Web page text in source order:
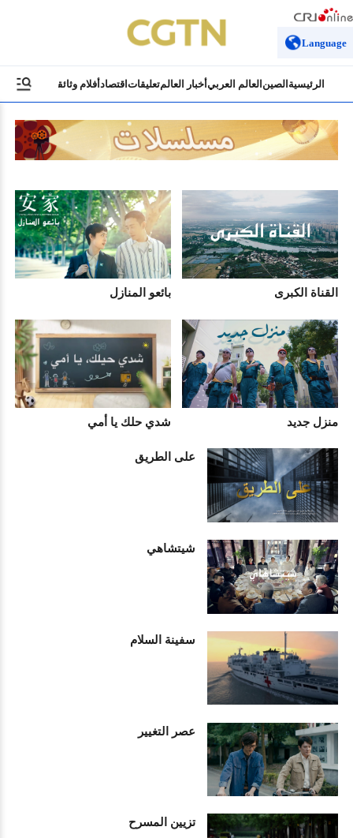
Language
الرئيسية الصين العالم العربيأخبار العالمتعليقات اقتصادأفلام وثائقية ثقافة
القناة الكبرى بائعو المنازل
منزل جديد شدي حلك يا أمي
على الطريق
شيتشاهي
سفينة السلام
عصر التغيير
تزيين المسرح